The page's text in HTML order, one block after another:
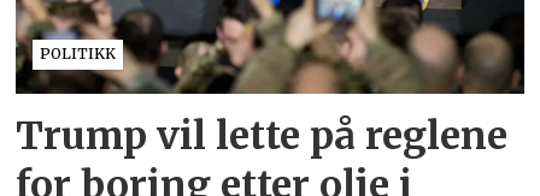
POLITIKK
Trump vil lette på reglene
for boring etter olje i